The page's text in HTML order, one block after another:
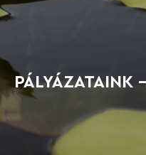
PÁLYÁZATAINK